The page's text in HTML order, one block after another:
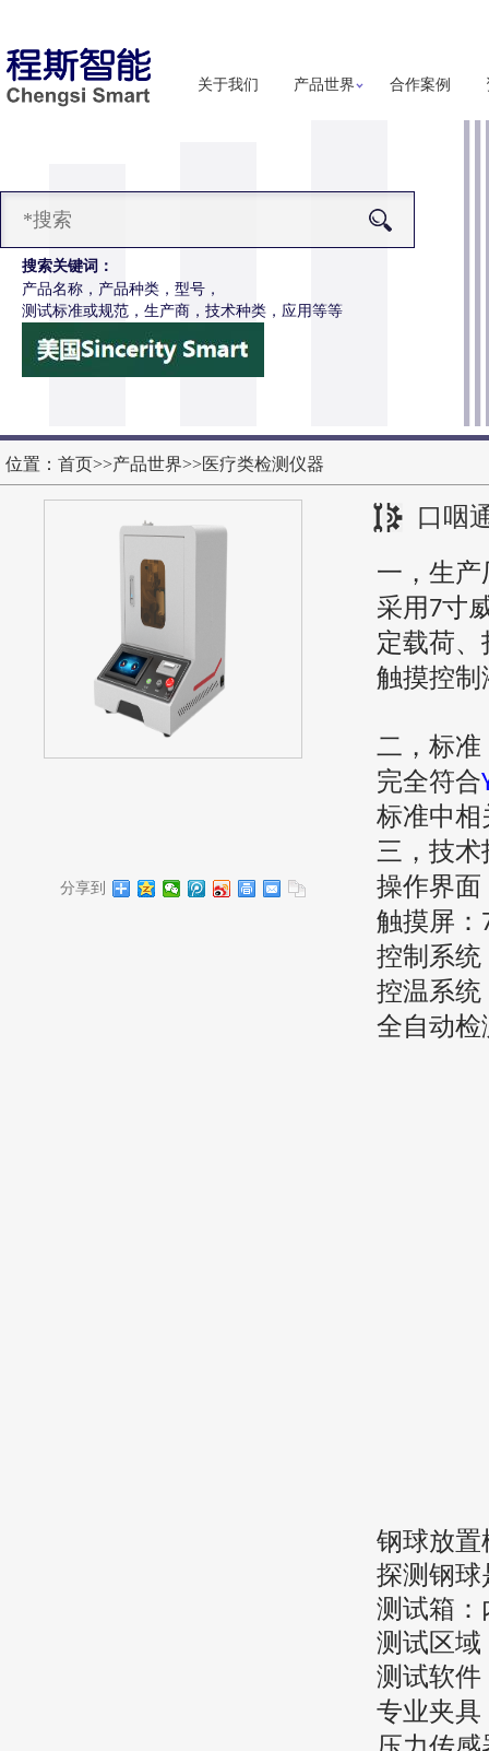
关于我们 产品世界 合作案例
搜索关键词：
产品名称，产品种类，型号，
测试标准或规范，生产商，技术种类，应用等等
息 CSI-Z650电动轮椅车摇杆耐用性测试仪
位置： 首页>>产品世界>>医疗类检测仪器
口咽
分享到
一， 生产
采用 7寸
定载荷
触摸控制
二， 标准
完全符合
标准中相
三， 技术
操作界面
触摸屏：
控制系统
控温系统
全自动检
钢球放置
探测钢球
测试箱：
测试区域
测试软件
专业夹具